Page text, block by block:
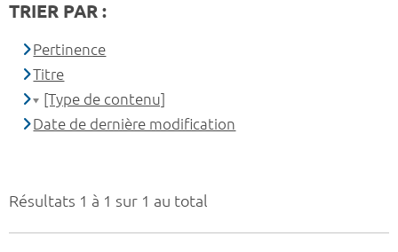
Résultats 1 à 1 sur 1 au total
TRIER PAR :
Pertinence
Titre
[Type de contenu]
Date de dernière modification